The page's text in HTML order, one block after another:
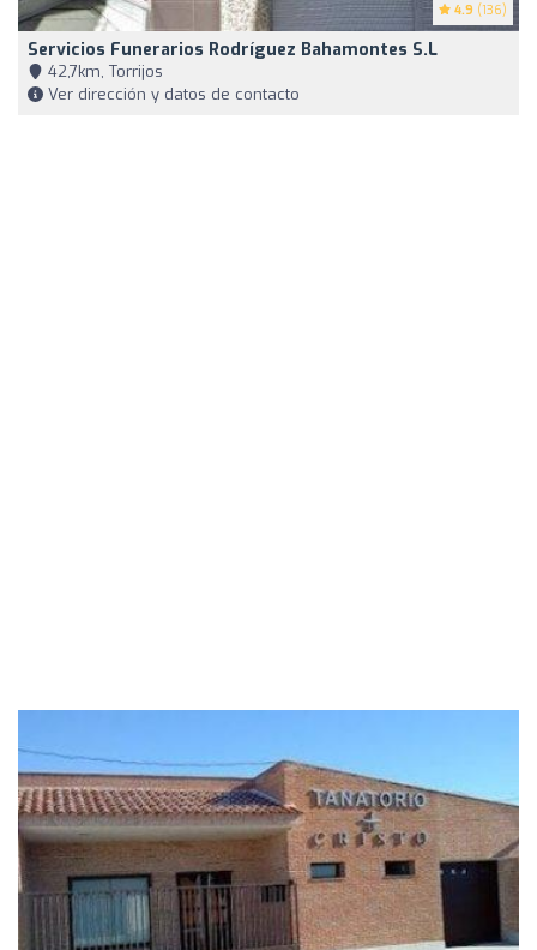
4.9 (136)
Servicios Funerarios Rodríguez Bahamontes S.L
42,7km, Torrijos
Ver dirección y datos de contacto